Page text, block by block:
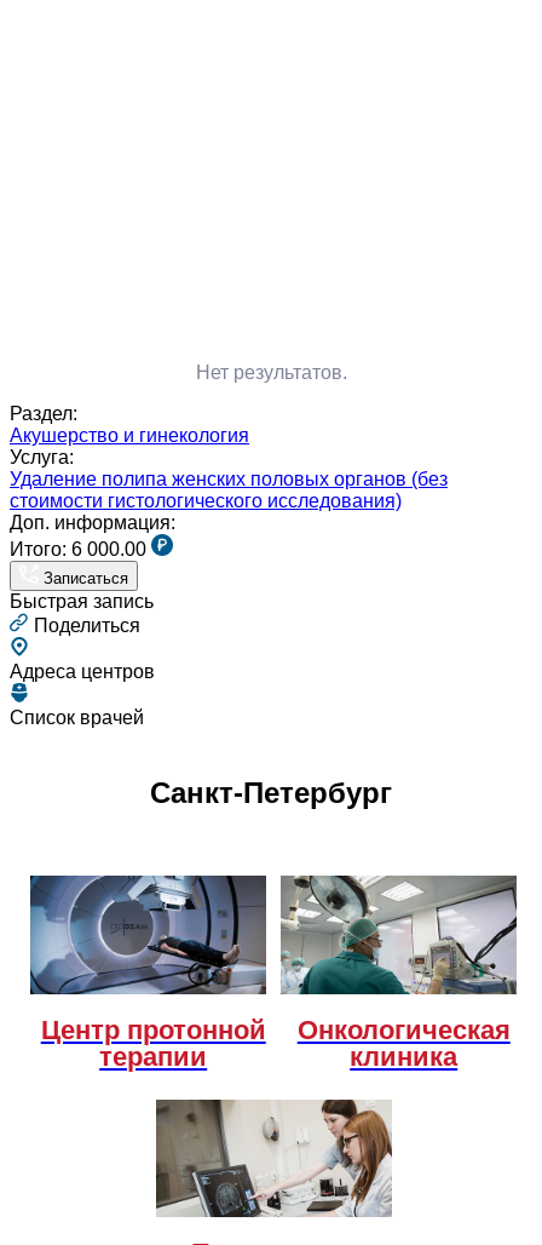
Нет результатов.
Раздел:
Акушерство и гинекология
Услуга:
Удаление полипа женских половых органов (без
стоимости гистологического исследования)
Доп. информация:
Итого: 6 000.00
Записаться
Быстрая запись
Поделиться
Адреса центров
Список врачей
Санкт-Петербург
Центр протонной
терапии
Онкологическая
клиника